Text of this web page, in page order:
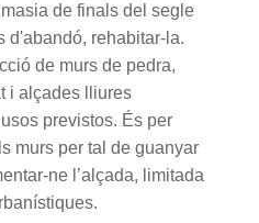
de finals del segle
d'abandó, rehabitar-la.
de murs de pedra,
i alçades lliures
previstos. És per
murs per tal de guanyar
ne l’alçada, limitada